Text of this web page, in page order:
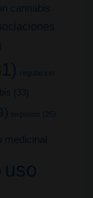
cannabis
regulacion
(33)
terpenos (25)
medicinal
uso